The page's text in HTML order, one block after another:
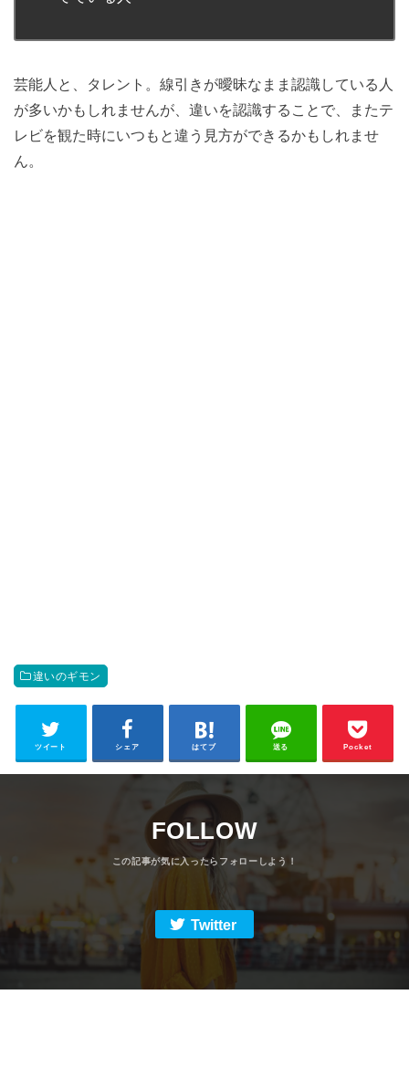
芸能人と、タレント。線引きが曖昧なまま認識している人
が多いかもしれませんが、違いを認識することで、またテ
レビを観た時にいつもと違う見方ができるかもしれませ
ん。
違いのギモン
ツイート シェア はてブ 送る Pocket
FOLLOW
Twitter